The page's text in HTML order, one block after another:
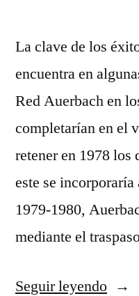
La clave de los
encuentra en
Red Auerbach en
completarían en el
retener en 1978 los
este se
1979-1980,
mediante el
Seguir leyendo